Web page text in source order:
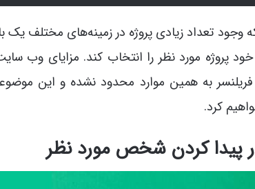
وجود تعداد زیادی پروژه در زمینه‌های مختلف یک
پروژه مورد نظر را انتخاب کند. مزایای وب
فریلنسر به همین موارد محدود نشده و این
کرد.